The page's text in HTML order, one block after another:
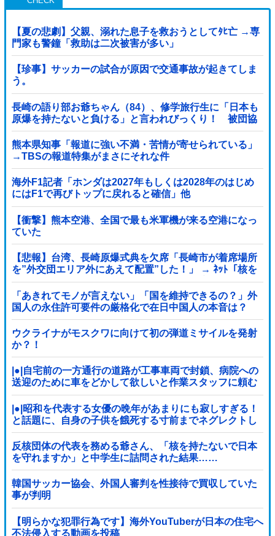
【夏の悲劇】父親、溺れた息子を救おうとしてﾀﾋ亡 →専
門家も警鐘「救助は二次被害が多い」
【珍事】サッカーの試合が原因で交通事故が起きてしま
う。
長崎の語り部お爺ちゃん（84）、修学旅行生に「日本も
原爆を持たないと負ける」と言われびっくり！ 被団協
代表（85）も中学生に「核を持たないで日本...
熊本県知事「報道に強い不満・苦情が寄せられている」
→TBSの報道特集がまさにそれな件
海外F1記者「ホンダは2027年もしくは2028年のはじめ
にはF1で再びトップに戻れると確信」他
【衝撃】熊本空港、全国で最も米軍機が来る空港になっ
ていた
【悲報】台湾、長崎原爆式典を欠席「長崎市が着席場所
を”外交団エリア外にあえて配置”した！」 → ﾈｯﾄ「核を
持つ中国に屈指した！」「失礼すぎ」「台湾は筋通し
た！」ｗｗｗｗｗ
「あきれてモノが言えない」「国を維持できるの？」外
国人の永住許可要件の厳格化で在日中国人の本音は？
ウクライナがモスクワに向けて初の弾道ミサイルを発射
か？！
|●|自宅前の一方通行の道路が工事車両で封鎖、病院への
送迎のために車をどかして欲しいと作業スタッフに頼む
と……
|●|昭和を代表する女優の晩年があまりにも寂しすぎる！
と話題に、自身の子供を餓死する寸前までネグレクトし
た挙句……
反核団体の代表を務める爺さん、「核を持たないで日本
を守れますか」と中学生に詰問された結果……
韓国サッカー協会、外国人審判を性接待で買収していた
事が判明
【明らかな犯罪行為です】海外YouTuberが日本の住宅へ
不法侵入する動画を投稿